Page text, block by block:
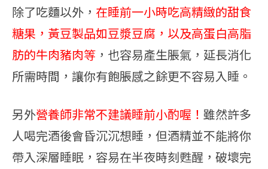
除了吃麵以外， 在睡前一小時吃高精緻的甜食
糖果，黃豆製品如豆漿豆腐，以及高蛋白高脂
肪的牛肉豬肉等 ，也容易產生脹氣，延長消化
所需時間，讓你有飽脹感之餘更不容易入睡。
另外營養師非常不建議睡前小酌喔！ 雖然許多
人喝完酒後會昏沉沉想睡，但酒精並不能將你
帶入深層睡眠，容易在半夜時刻甦醒，破壞完